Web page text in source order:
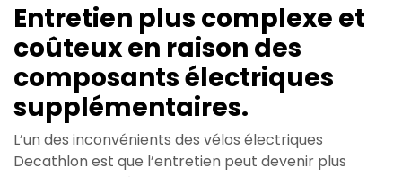
Entretien plus complexe et
coûteux en raison des
composants électriques
supplémentaires.
L’un des inconvénients des vélos électriques
Decathlon est que l’entretien peut devenir plus